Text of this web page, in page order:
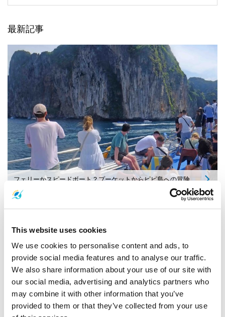
This website uses cookies
We use cookies to personalise content and ads, to
provide social media features and to analyse our traffic.
We also share information about your use of our site with
our social media, advertising and analytics partners who
may combine it with other information that you’ve
provided to them or that they’ve collected from your use
最新記事
フェリーかスピードボート？プーケットからピピ島への冒険